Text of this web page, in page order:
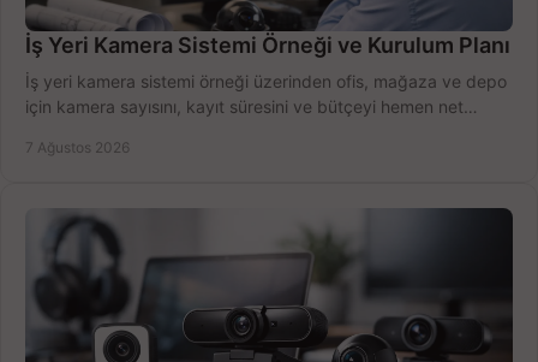
İş Yeri Kamera Sistemi Örneği ve Kurulum Planı
İş yeri kamera sistemi örneği üzerinden ofis, mağaza ve depo
için kamera sayısını, kayıt süresini ve bütçeyi hemen net
7 Ağustos 2026